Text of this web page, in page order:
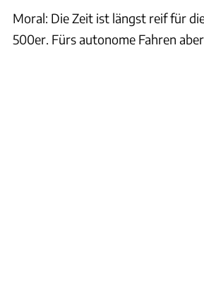
Moral: Die Zeit ist längst reif für
500er. Fürs autonome Fahren